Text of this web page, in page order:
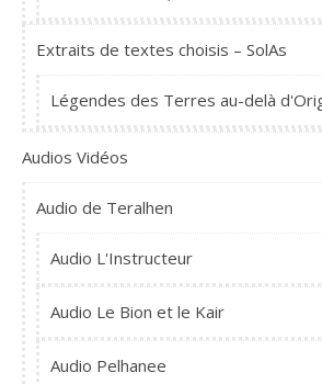
Extraits de textes choisis – SolAs
Légendes des Terres au-delà
Audios Vidéos
Audio de Teralhen
Audio L'Instructeur
Audio Le Bion et le Kair
Audio Pelhanee